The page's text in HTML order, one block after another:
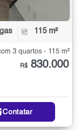
115 m²
3 quartos - 115 m²
R$ 830.000
Contatar